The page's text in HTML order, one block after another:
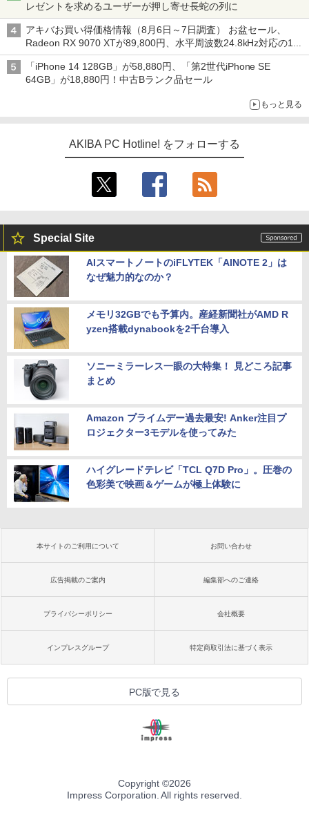
レゼントを求めるユーザーが押し寄せ長蛇の列に
アキバお買い得価格情報（8月6日～7日調査） お盆セール、
Radeon RX 9070 XTが89,800円、水平周波数24.8kHz対応の17
型モニターが9,801円、暑さ指数連動セール ほか
「iPhone 14 128GB」が58,880円、「第2世代iPhone SE
64GB」が18,880円！中古Bランク品セール
もっと見る
AKIBA PC Hotline! をフォローする
Special Site
AIスマートノートのiFLYTEK「AINOTE 2」は
なぜ魅力的なのか？
メモリ32GBでも予算内。産経新聞社がAMD R
yzen搭載dynabookを2千台導入
ソニーミラーレス一眼の大特集！ 見どころ記事
まとめ
Amazon プライムデー過去最安! Anker注目プ
ロジェクター3モデルを使ってみた
ハイグレードテレビ「TCL Q7D Pro」。圧巻の
色彩美で映画＆ゲームが極上体験に
本サイトのご利用について お問い合わせ
広告掲載のご案内 編集部へのご連絡
プライバシーポリシー 会社概要
インプレスグループ 特定商取引法に基づく表示
PC版で見る
Copyright ©2026
Impress Corporation. All rights reserved.